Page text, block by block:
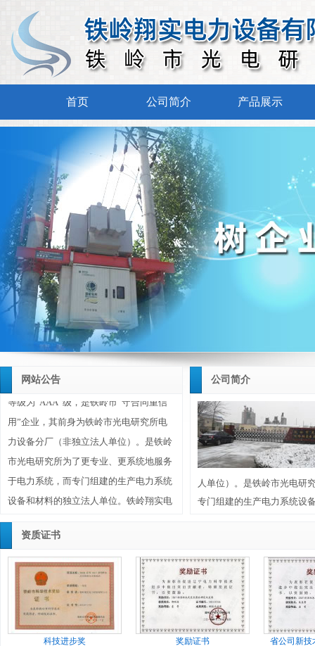
首页 公司简介 产品展示
网站公告
铁岭翔实电力设备有限公司企业信用
等级为“AAA”级，是铁岭市“守合同重信
用”企业，其前身为铁岭市光电研究所电
力设备分厂（非独立法人单位）。是铁岭
市光电研究所为了更专业、更系统地服务
于电力系统，而专门组建的生产电力系统
设备和材料的独立法人单位。铁岭翔实电
力设备有限公司成立于2010年10月20日，
注册资金1180万元，位于铁岭市调兵山城
北工业园区，占地面积30亩（20000平方
米），其技术、工艺、研发、生产、销售
等主要人员均为铁岭市光电研究所选调的
优秀人员，公司董事长兼总经理由铁岭市
光电研究所所长兼任，铁岭市光电研究所
研制的所有电力系统产品均由铁岭翔实电
力设备有限公司生产和销售。
铁岭翔实电力设备有限公司企业信用
等级为“AAA”级，是铁岭市“守合同重信
用”企业，其前身为铁岭市光电研究所电
力设备分厂（非独立法人单位）。是铁岭
市光电研究所为了更专业、更系统地服务
于电力系统，而专门组建的生产电力系统
设备和材料的独立法人单位。铁岭翔实电
注册资金1180万元，位于铁岭市调兵山城
米），其技术、工艺、研发、生产、销售
等主要人员均为铁岭市光电研究所选调的
优秀人员，公司董事长兼总经理由铁岭市
光电研究所所长兼任，铁岭市光电研究所
公司简介
人单位）。是铁岭市光电研
专门组建的生产电力系统
资质证书
科技进步奖 奖励证书 省公司新技